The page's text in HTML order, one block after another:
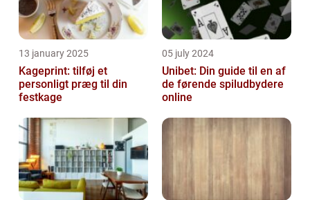
13 january 2025
Kageprint: tilføj et
personligt præg til din
festkage
05 july 2024
Unibet: Din guide til en af
de førende spiludbydere
online